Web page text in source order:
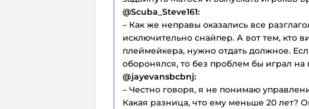
@Scuba_Steve161:
– Как же неправы оказались все
исключительно снайпер. А вот тем, кто
плеймейкера, нужно отдать должное.
оборонялся, то без проблем бы играл
@jayevansbcbnj:
– Честно говоря, я не понимаю
Какая разница, что ему меньше 20 лет?